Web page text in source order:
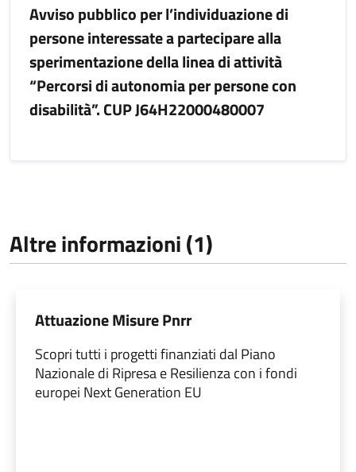
Avviso pubblico per l’individuazione di
persone interessate a partecipare alla
sperimentazione della linea di attività
“Percorsi di autonomia per persone con
disabilità”. CUP J64H22000480007
Altre informazioni (1)
Attuazione Misure Pnrr
Scopri tutti i progetti finanziati dal Piano
Nazionale di Ripresa e Resilienza con i fondi
europei Next Generation EU